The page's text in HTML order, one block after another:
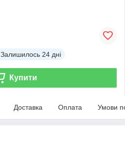
Залишилось 24 дні
Купити
Доставка Оплата Умови